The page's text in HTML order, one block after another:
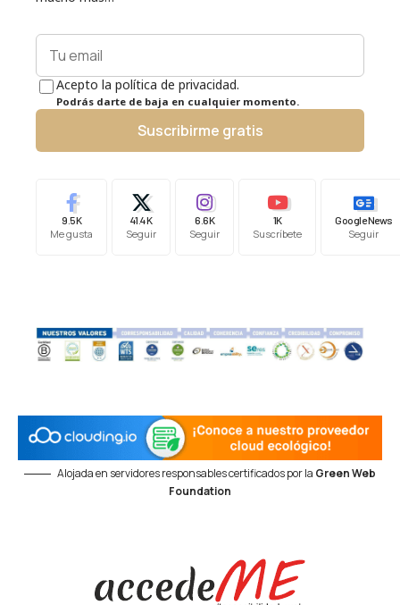
Acepto la política de privacidad.
Podrás darte de baja en cualquier momento.
Suscribirme gratis
9.5K
Me gusta
41.4K
Seguir
6.6K
Seguir
1K
Suscríbete
Google News
Seguir
Alojada en servidores responsables certificados por la Green Web
Foundation